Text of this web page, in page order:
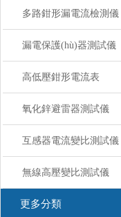
多路鉗形漏電流檢測儀
漏電保護(hù)器測試儀
高低壓鉗形電流表
氧化鋅避雷器測試儀
互感器電流變比測試儀
無線高壓變比測試儀
更多分類